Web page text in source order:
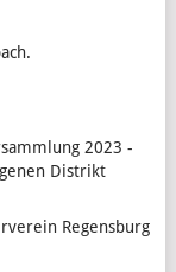
2023 -
Distrikt
Regensburg